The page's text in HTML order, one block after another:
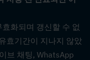
화되며 갱신할 수 없
효기간이 지나지 않았
브 채팅, WhatsApp